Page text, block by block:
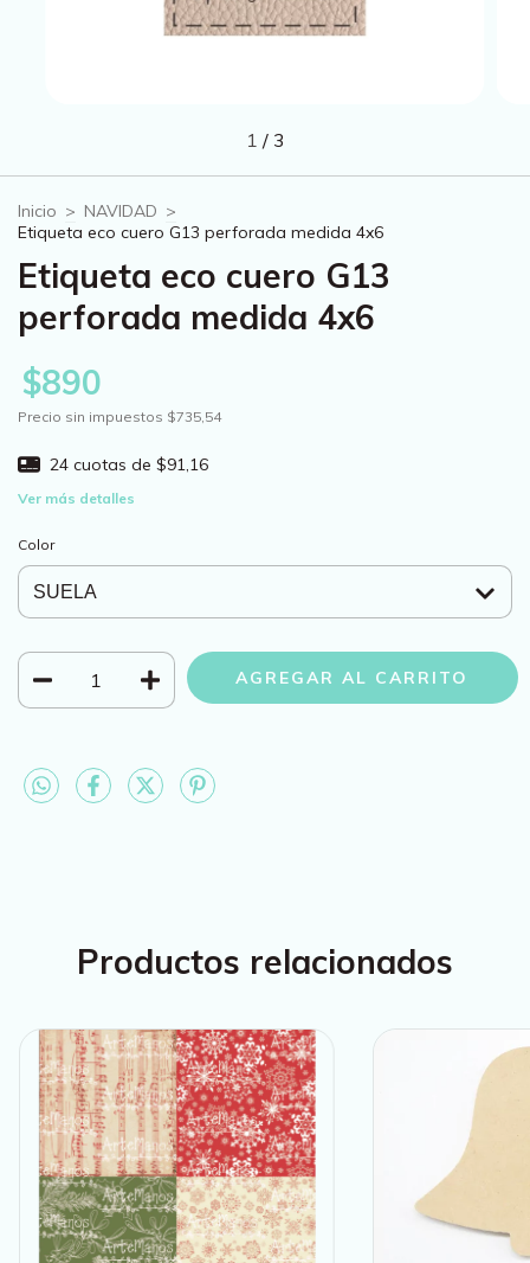
1 / 3
Inicio > NAVIDAD >
Etiqueta eco cuero G13 perforada medida 4x6
Etiqueta eco cuero G13
perforada medida 4x6
$890
Precio sin impuestos $735,54
24 cuotas de $91,16
Ver más detalles
Color
Productos relacionados